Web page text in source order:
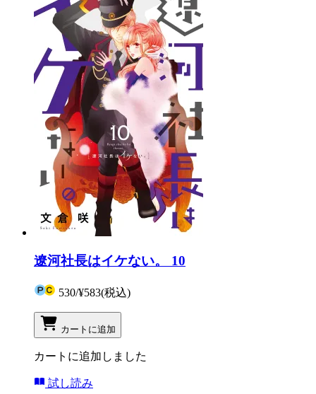
遼河社長はイケない。 10
530/¥583(税込)
カートに追加
カートに追加しました
試し読み